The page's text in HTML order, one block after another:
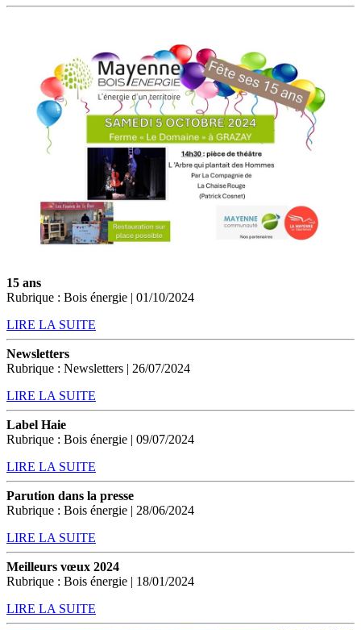
15 ans
Rubrique : Bois énergie | 01/10/2024
LIRE LA SUITE
Newsletters
Rubrique : Newsletters | 26/07/2024
LIRE LA SUITE
Label Haie
Rubrique : Bois énergie | 09/07/2024
LIRE LA SUITE
Parution dans la presse
Rubrique : Bois énergie | 28/06/2024
LIRE LA SUITE
Meilleurs vœux 2024
Rubrique : Bois énergie | 18/01/2024
LIRE LA SUITE